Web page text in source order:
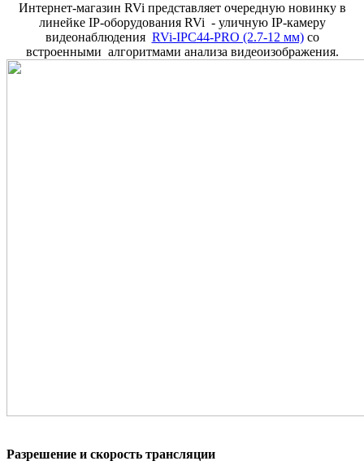
Интернет-магазин RVi представляет очередную новинку в
линейке IP-оборудования RVi - уличную IP-камеру
видеонаблюдения RVi-IPC44-PRO (2.7-12 мм)со
встроенными алгоритмами анализа видеоизображения.
Разрешение и скорость трансляции